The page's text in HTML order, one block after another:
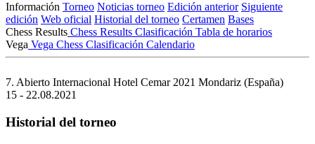
Información Torneo Noticias torneo Edición anterior Siguiente
edición Web oficial Historial del torneo Certamen Bases
Chess Results Chess Results Clasificación Tabla de horarios
Vega Vega Chess Clasificación Calendario
7. Abierto Internacional Hotel Cemar 2021 Mondariz (España)
15 - 22.08.2021
Historial del torneo